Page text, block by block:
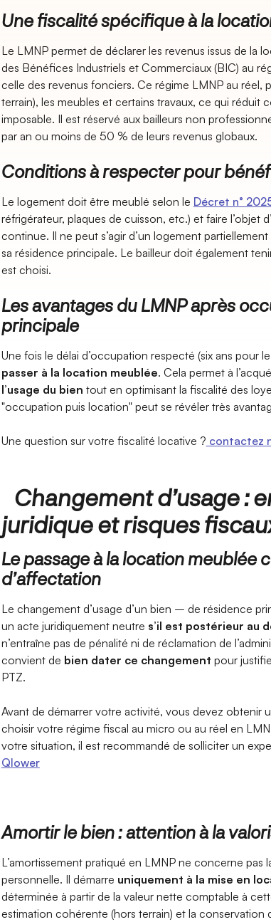
Une fiscalité spécifique à la
Le LMNP permet de déclarer les revenus issus de la
des Bénéfices Industriels et Commerciaux (BIC) au
celle des revenus fonciers. Ce régime LMNP au réel,
terrain), les meubles et certains travaux, ce qui réduit
imposable. Il est réservé aux bailleurs non
par an ou moins de 50 % de leurs revenus globaux.
Conditions à respecter pour
Le logement doit être meublé selon le Décret n°
réfrigérateur, plaques de cuisson, etc.) et faire l’objet
continue. Il ne peut s’agir d’un logement
sa résidence principale. Le bailleur doit également
est choisi.
Les avantages du LMNP après
principale
Une fois le délai d’occupation respecté (six ans pour
passer à la location meublée. Cela permet à
l’usage du bien tout en optimisant la fiscalité des
"occupation puis location" peut se révéler très
Une question sur votre fiscalité locative ? contactez
Changement d’usage :
juridique et risques
Le passage à la location meublée
d’affectation
Le changement d’usage d’un bien – de résidence
un acte juridiquement neutre s’il est postérieur au
n’entraîne pas de pénalité ni de réclamation de
convient de bien dater ce changement pour
PTZ.
Avant de démarrer votre activité, vous devez obtenir
choisir votre régime fiscal au micro ou au réel en
votre situation, il est recommandé de solliciter un
Qlower
Amortir le bien : attention à la
L’amortissement pratiqué en LMNP ne concerne pas
personnelle. Il démarre uniquement à la mise en
déterminée à partir de la valeur nette comptable à
estimation cohérente (hors terrain) et la conservation